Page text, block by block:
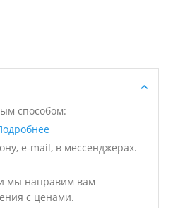
способом:
e-mail, в мессенджерах.
мы направим вам
с ценами.